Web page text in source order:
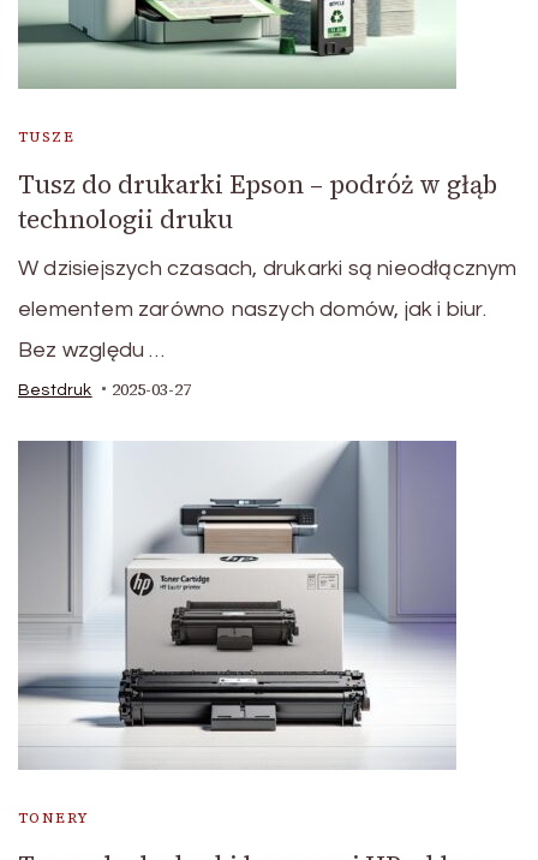
TUSZE
Tusz do drukarki Epson – podróż w głąb
technologii druku
W dzisiejszych czasach, drukarki są nieodłącznym
elementem zarówno naszych domów, jak i biur.
Bez względu …
Bestdruk 2025-03-27
TONERY